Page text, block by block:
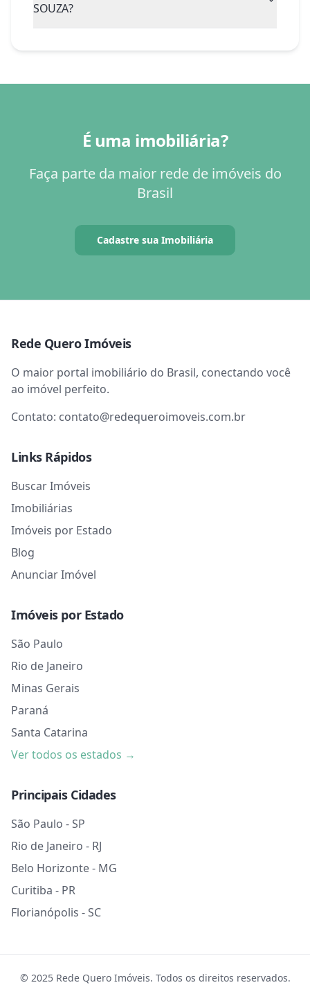
SOUZA?
É uma imobiliária?
Faça parte da maior rede de imóveis do
Brasil
Cadastre sua Imobiliária
Rede Quero Imóveis
O maior portal imobiliário do Brasil, conectando você
ao imóvel perfeito.
Contato: contato@redequeroimoveis.com.br
Links Rápidos
Buscar Imóveis
Imobiliárias
Imóveis por Estado
Blog
Anunciar Imóvel
Imóveis por Estado
São Paulo
Rio de Janeiro
Minas Gerais
Paraná
Santa Catarina
Ver todos os estados →
Principais Cidades
São Paulo - SP
Rio de Janeiro - RJ
Belo Horizonte - MG
Curitiba - PR
Florianópolis - SC
© 2025 Rede Quero Imóveis. Todos os direitos reservados.